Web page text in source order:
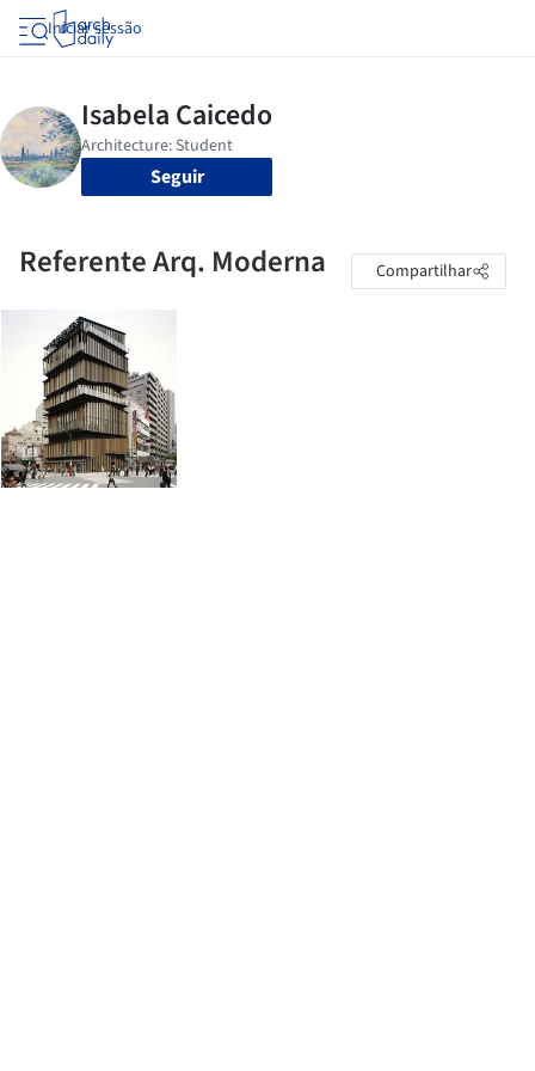
Iniciar sessão
Seguir
Referente Arq. Moderna Compartilhar